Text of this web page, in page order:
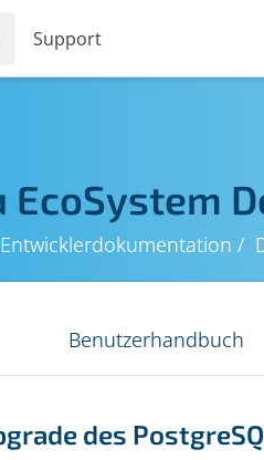
EcoSystem
Entwicklerdokumentation
Benutzerhandbuch
des